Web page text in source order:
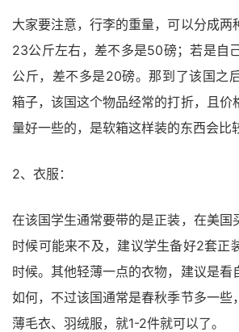
大家要注意，行李的重量，可以分成两
23公斤左右，差不多是50磅；若是自
公斤，差不多是20磅。那到了该国之
箱子，该国这个物品经常的打折，且价
量好一些的，是软箱这样装的东西会比
2、衣服：
在该国学生通常要带的是正装，在美国
时候可能来不及，建议学生备好2套正
时候。其他轻薄一点的衣物，建议是看
如何，不过该国通常是春秋季节多一些
薄毛衣、羽绒服，就1-2件就可以了。